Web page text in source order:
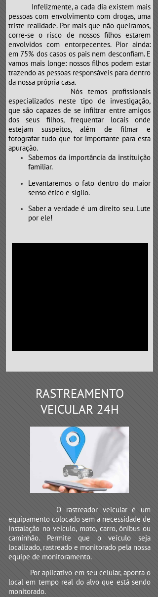
​​​​​​​Infelizmente, a cada dia existem mais
pessoas com envolvimento com drogas, uma
triste realidade. Por mais que não queiramos,
corre-se o risco de nossos filhos estarem
envolvidos com entorpecentes. Pior ainda:
em 75% dos casos os pais nem desconfiam. E
vamos mais longe: nossos filhos podem estar
trazendo as pessoas responsáveis para dentro
da nossa própria casa.
Nós temos profissionais
especializados neste tipo de investigação,
que são capazes de se infiltrar entre amigos
dos seus filhos, frequentar locais onde
estejam suspeitos, além de filmar e
fotografar tudo que for importante para esta
apuração.
Sabemos da importância da instituição
familiar.
Levantaremos o fato dentro do maior
senso ético e sigilo.
Saber a verdade é um direito seu. Lute
por ele!
RASTREAMENTO
VEICULAR 24H
O rastreador veicular é um
equipamento colocado sem a necessidade de
instalação no veículo, moto, carro, ônibus ou
caminhão. Permite que o veículo seja
localizado, rastreado e monitorado pela nossa
equipe de monitoramento.
Por aplicativo em seu celular, aponta o
local em tempo real do alvo que está sendo
monitorado.